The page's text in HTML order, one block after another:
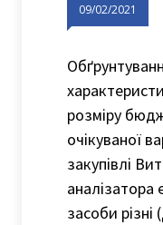
09/02/2021
розміру
очікуваної
закупівлі
аналізатора
засоби